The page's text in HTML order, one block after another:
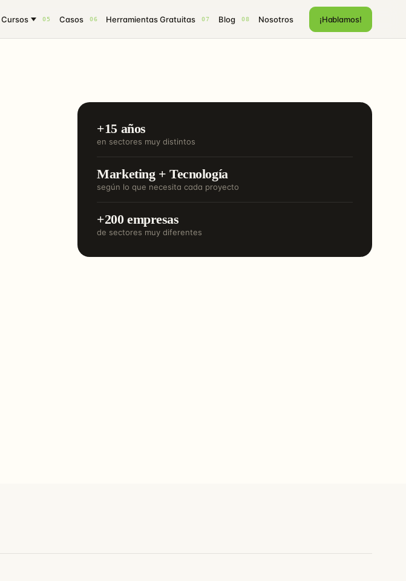
Cursos 05 Casos 06 Herramientas Gratuitas 07 Blog 08 Nosotros ¡Hablamos!
+15 años
en sectores muy distintos
Marketing + Tecnología
según lo que necesita cada proyecto
+200 empresas
de sectores muy diferentes